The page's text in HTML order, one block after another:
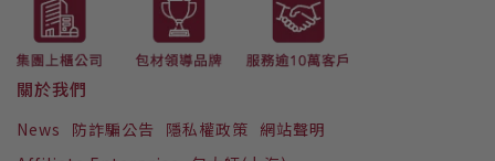
關於我們
News 防詐騙公告 隱私權政策 網站聲明